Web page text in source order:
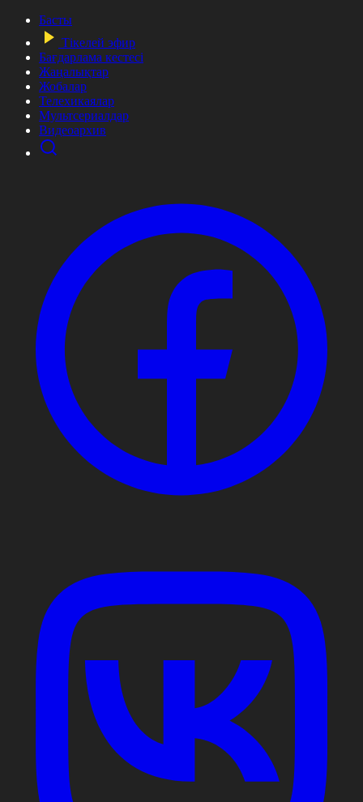
Басты
Тікелей эфир
Бағдарлама кестесі
Жаңалықтар
Жобалар
Телехикаялар
Мультсериалдар
Видеоархив